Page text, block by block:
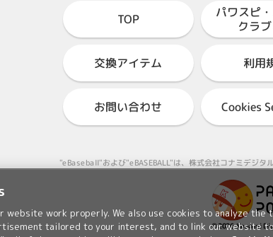
TOP パワスピ
クラ
交換アイテム 利用
お問い合わせ Cookies
"eBaseball"および"eBASEBALL"は、株式会社コナミデジタ
©2026 Konami
website work properly. We also use cookies to analyze
tailored to your interest, and to link our website